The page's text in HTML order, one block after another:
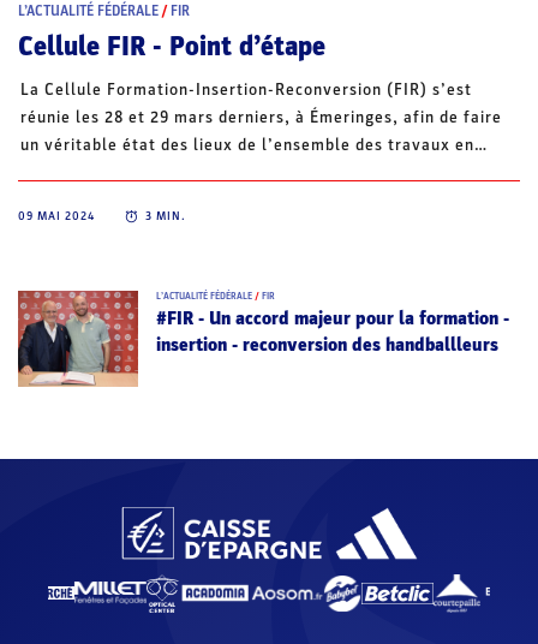
L’ACTUALITÉ FÉDÉRALE / FIR
Cellule FIR - Point d’étape
La Cellule Formation-Insertion-Reconversion (FIR) s’est
réunie les 28 et 29 mars derniers, à Émeringes, afin de faire
un véritable état des lieux de l’ensemble des travaux en
09 MAI 2024 3 MIN.
L’ACTUALITÉ FÉDÉRALE / FIR
#FIR - Un accord majeur pour la formation -
insertion - reconversion des handballleurs